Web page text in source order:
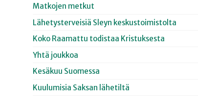
Matkojen metkut
Lähetysterveisiä Sleyn keskustoimistolta
Koko Raamattu todistaa Kristuksesta
Yhtä joukkoa
Kesäkuu Suomessa
Kuulumisia Saksan lähetiltä